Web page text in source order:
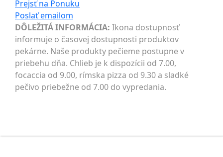
Prejsť na Ponuku
Poslaťemailom
DÔLEŽITÁ INFORMÁCIA: Ikona dostupnosť
informuje o časovej dostupnosti produktov
pekárne. Naše produkty pečieme postupne v
priebehu dňa. Chlieb je k dispozícii od 7.00,
focaccia od 9.00, rímska pizza od 9.30 a sladké
pečivo priebežne od 7.00 do vypredania.